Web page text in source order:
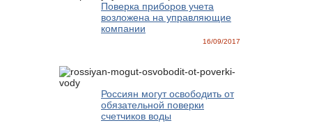
Поверка приборов учета
возложена на управляющие
компании
16/09/2017
Россиян могут освободить от
обязательной поверки
счетчиков воды